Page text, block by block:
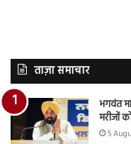
ताज़ा समाचार
भगवंत
मरीजों
5